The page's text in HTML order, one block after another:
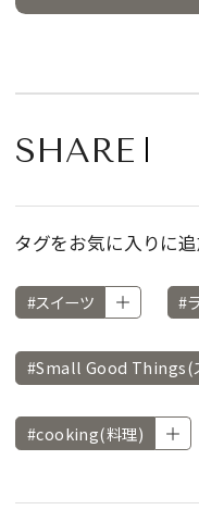
SHARE
タグをお気に入りに追
#スイーツ #
#Small Good Things(ス
#cooking(料理)